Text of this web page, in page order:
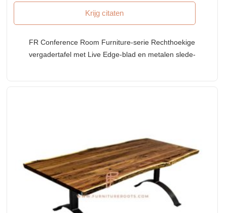
Krijg citaten
FR Conference Room Furniture-serie Rechthoekige
vergadertafel met Live Edge-blad en metalen slede-